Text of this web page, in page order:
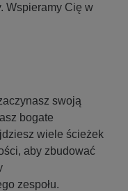
Wspieramy Cię w
swoją
bogate
wiele ścieżek
aby zbudować
zespołu.